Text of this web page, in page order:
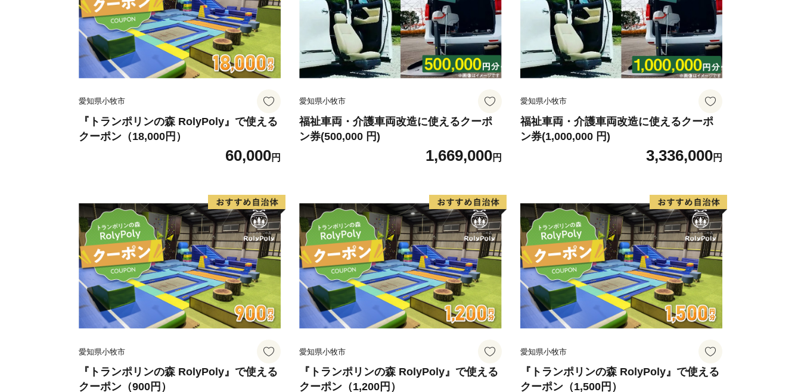
愛知県小牧市
『トランポリンの森 RolyPoly』で使える
クーポン（18,000円）
60,000円
愛知県小牧市
福祉車両・介護車両改造に使えるクーポ
ン券(500,000 円)
1,669,000円
愛知県小牧市
福祉車両・介護車両改造に使えるクーポ
ン券(1,000,000 円)
3,336,000円
愛知県小牧市
『トランポリンの森 RolyPoly』で使える
クーポン（900円）
愛知県小牧市
『トランポリンの森 RolyPoly』で使える
クーポン（1,200円）
愛知県小牧市
『トランポリンの森 RolyPoly』で使える
クーポン（1,500円）